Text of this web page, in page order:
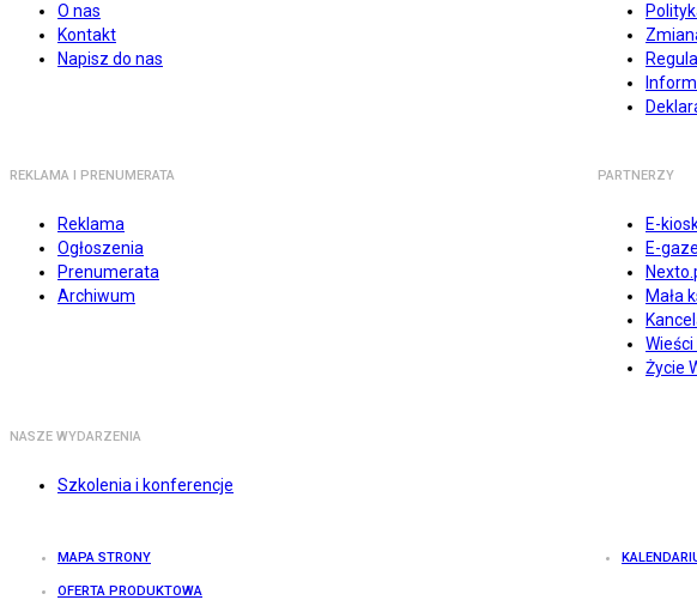
O nas
Kontakt
Napisz do nas
REKLAMA I PRENUMERATA
Reklama
Ogłoszenia
Prenumerata
Archiwum
PARTNERZY
E-
E-
Mała
Życie
NASZE WYDARZENIA
Szkolenia i konferencje
MAPA STRONY
OFERTA PRODUKTOWA